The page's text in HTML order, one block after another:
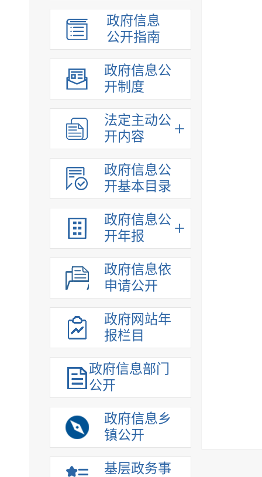
政府信息
公开指南
政府信息公
开制度
法定主动公
开内容
政府信息公
开基本目录
政府信息公
开年报
政府信息依
申请公开
政府网站年
报栏目
政府信息部门
公开
政府信息乡
镇公开
基层政务事